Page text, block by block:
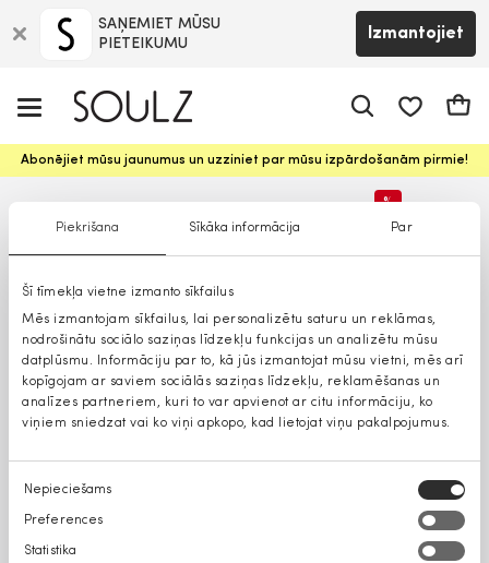
Piekrišana Sīkāka informācija Par
Šī tīmekļa vietne izmanto sīkfailus
Mēs izmantojam sīkfailus, lai personalizētu saturu un reklāmas,
nodrošinātu sociālo saziņas līdzekļu funkcijas un analizētu mūsu
datplūsmu. Informāciju par to, kā jūs izmantojat mūsu vietni, mēs arī
kopīgojam ar saviem sociālās saziņas līdzekļu, reklamēšanas un
analīzes partneriem, kuri to var apvienot ar citu informāciju, ko
viņiem sniedzat vai ko viņi apkopo, kad lietojat viņu pakalpojumus.
Piekrišanas
izvēle
Nepieciešams
Preferences
Statistika
SAŅEMIET MŪSU
PIETEIKUMU
Izmantojiet
Abonējiet mūsu jaunumus un uzziniet par mūsu izpārdošanām pirmie!
%
Lielāki izmēri